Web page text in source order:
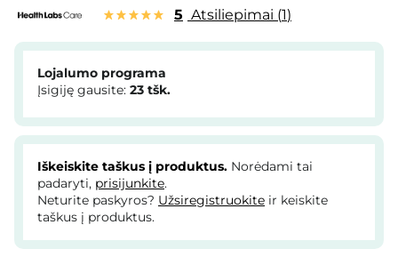
5 Atsiliepimai 1
Lojalumo programa
Įsigiję gausite: 23 tšk.
Iškeiskite taškus į produktus. Norėdami tai
padaryti, prisijunkite.
Neturite paskyros? Užsiregistruokite ir keiskite
taškus į produktus.